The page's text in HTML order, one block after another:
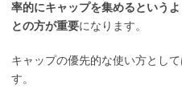
率的にキャップを集めるという
との方が重要になります。
キャップの優先的な使い方とし
す。